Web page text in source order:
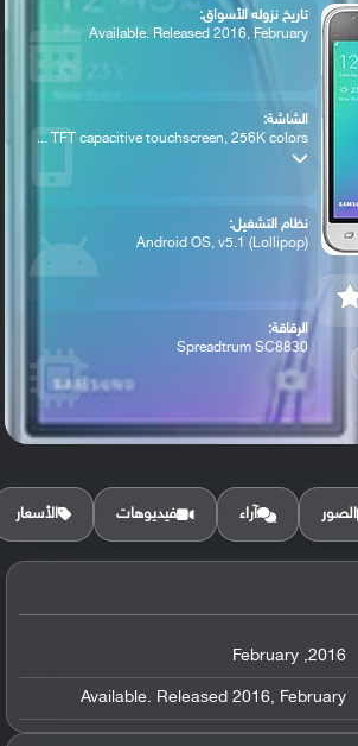
تاريخ نزوله الأسواق:
Available. Released 2016, February
الشاشة:
TFT capacitive touchscreen, 256K colors ...
نظام التشغيل:
Android OS, v5.1 (Lollipop)
الرقاقة:
Spreadtrum SC8830
الرام / التخزين:
الصور آراء فيديوهات الأسعار
2016, February
Available. Released 2016, February